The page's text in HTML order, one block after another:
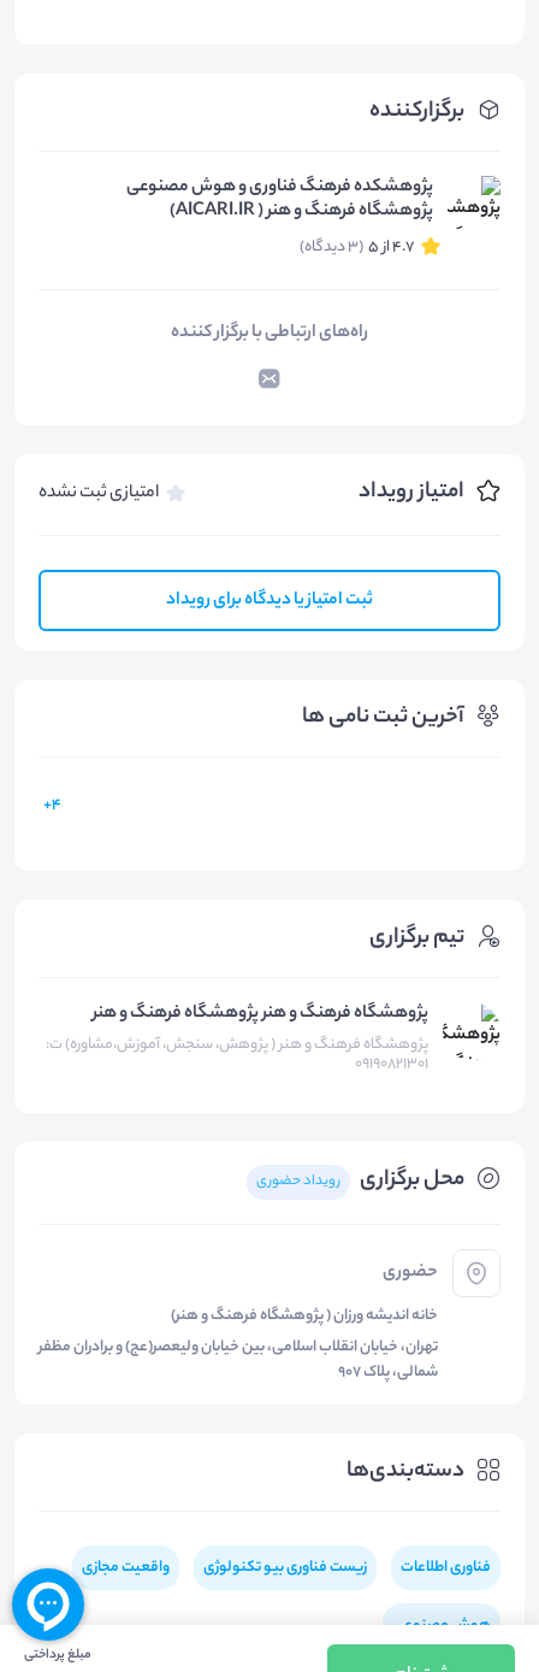
برگزارکننده
پژوهشکده فرهنگ فناوری و هوش مصنوعی
پژوهشگاه فرهنگ و هنر ( AICARI.IR)
4.7 از 5 (3 دیدگاه)
راه‌های ارتباطی با برگزار کننده
امتیاز رویداد امتیازی ثبت نشده
ثبت امتیاز یا دیدگاه برای رویداد
آخرین ثبت نامی ها
4+
محل برگزاری رویداد حضوری
حضوری
خانه اندیشه ورزان ( پژوهشگاه فرهنگ و هنر)
تهران، خیابان انقلاب اسلامی، بین خیابان ولیعصر(عج) و برادران مظفر
شمالی، پلاک ۹۰۷
دسته‌بندی‌ها
فناوری اطلاعات زیست فناوری بیو تکنولوژی واقعیت مجازی
هوش مصنوعی
تیم برگزاری
پژوهشگاه فرهنگ و هنر پژوهشگاه فرهنگ و هنر
پژوهشگاه فرهنگ و هنر ( پژوهش، سنجش، آموزش،مشاوره) ت:
09190821301
مبلغ پرداختی